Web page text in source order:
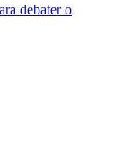
debater o